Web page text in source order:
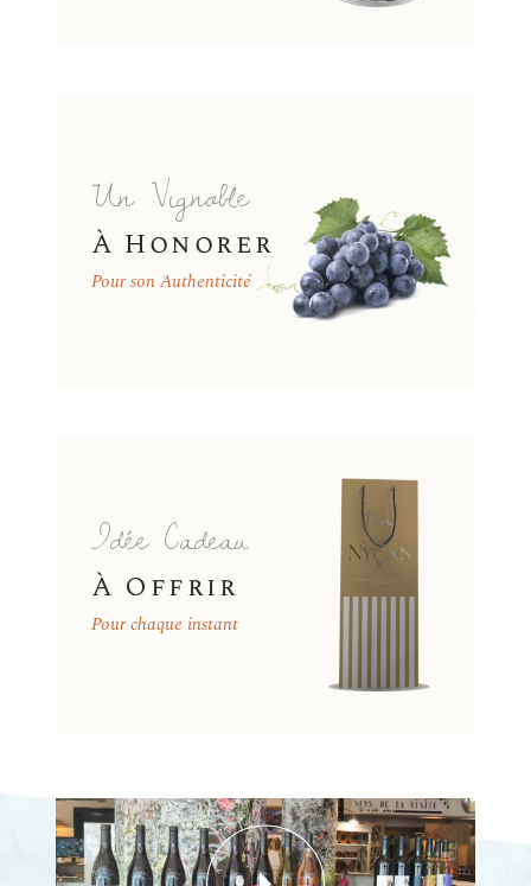
Un Vignoble
À Honorer
Pour son Authenticité
Idée Cadeau
À Offrir
Pour chaque instant